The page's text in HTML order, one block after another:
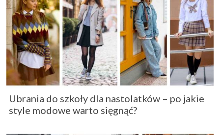
Ubrania do szkoły dla nastolatków – po jakie
style modowe warto sięgnąć?